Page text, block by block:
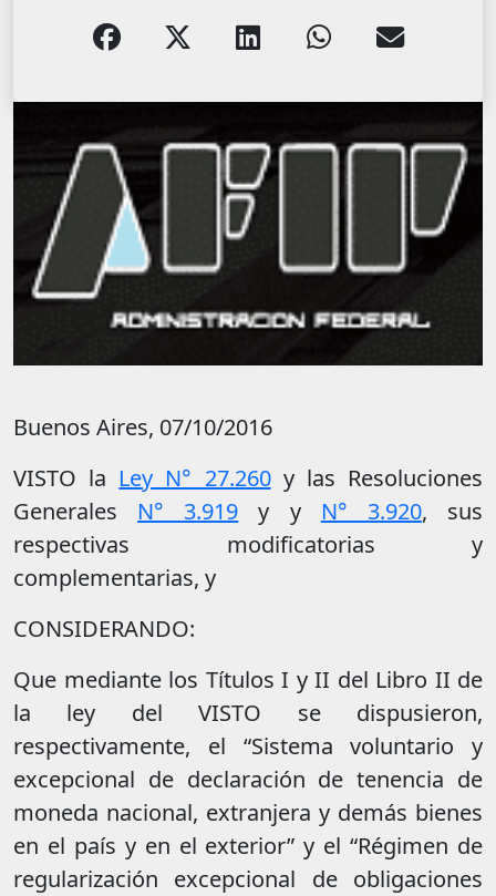
Buenos Aires, 07/10/2016
VISTO la Ley N° 27.260y las Resoluciones
Generales N° 3.919 y y N° 3.920, sus
respectivas modificatorias y
complementarias, y
CONSIDERANDO:
Que mediante los Títulos I y II del Libro II de
la ley del VISTO se dispusieron,
respectivamente, el “Sistema voluntario y
excepcional de declaración de tenencia de
moneda nacional, extranjera y demás bienes
en el país y en el exterior” y el “Régimen de
regularización excepcional de obligaciones